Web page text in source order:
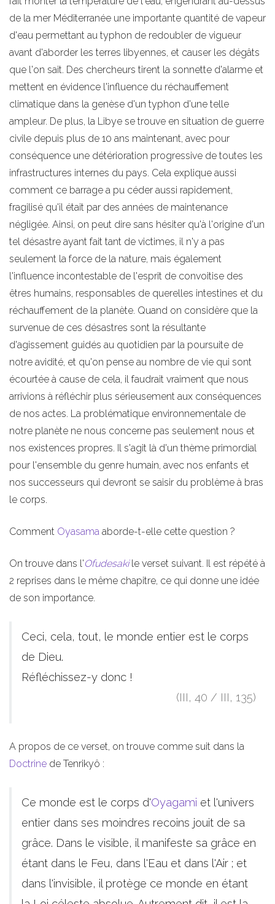
de la mer Méditerranée une importante quantité de vapeur
d'eau permettant au typhon de redoubler de vigueur
avant d'aborder les terres libyennes, et causer les dégâts
que l'on sait. Des chercheurs tirent la sonnette d'alarme et
mettent en évidence l'influence du réchauffement
climatique dans la genèse d'un typhon d'une telle
ampleur. De plus, la Libye se trouve en situation de guerre
civile depuis plus de 10 ans maintenant, avec pour
conséquence une détérioration progressive de toutes les
infrastructures internes du pays. Cela explique aussi
comment ce barrage a pu céder aussi rapidement,
fragilisé qu'il était par des années de maintenance
négligée. Ainsi, on peut dire sans hésiter qu'à l'origine d'un
tel désastre ayant fait tant de victimes, il n'y a pas
seulement la force de la nature, mais également
l'influence incontestable de l'esprit de convoitise des
êtres humains, responsables de querelles intestines et du
réchauffement de la planète. Quand on considère que la
survenue de ces désastres sont la résultante
d'agissement guidés au quotidien par la poursuite de
notre avidité, et qu'on pense au nombre de vie qui sont
écourtée à cause de cela, il faudrait vraiment que nous
arrivions à réfléchir plus sérieusement aux conséquences
de nos actes. La problématique environnementale de
notre planète ne nous concerne pas seulement nous et
nos existences propres. Il s'agit là d'un thème primordial
pour l'ensemble du genre humain, avec nos enfants et
nos successeurs qui devront se saisir du problème à bras
le corps.
Comment Oyasama aborde-t-elle cette question ?
On trouve dans l'Ofudesakile verset suivant. Il est répété à
2 reprises dans le même chapitre, ce qui donne une idée
de son importance.
Ceci, cela, tout, le monde entier est le corps
de Dieu.
Réfléchissez-y donc !
(III, 40 / III, 135)
A propos de ce verset, on trouve comme suit dans la
Doctrine de Tenrikyô :
Ce monde est le corps d'Oyagami et l'univers
entier dans ses moindres recoins jouit de sa
grâce. Dans le visible, il manifeste sa grâce en
étant dans le Feu, dans l'Eau et dans l'Air ; et
dans l'invisible, il protège ce monde en étant